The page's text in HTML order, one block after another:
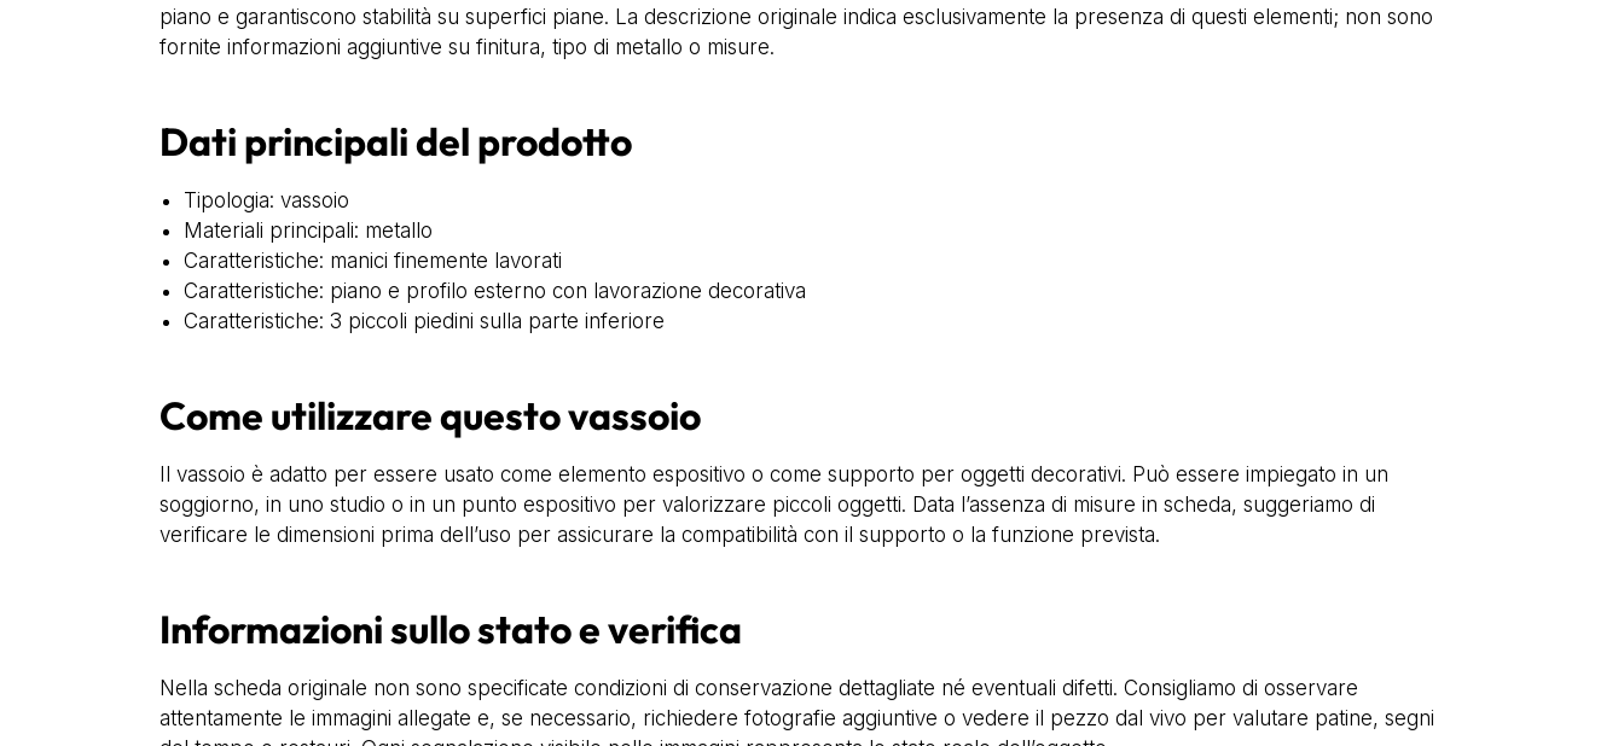
piano e garantiscono stabilità su superfici piane. La descrizione originale indica esclusivamente la presenza di questi elementi; non sono
fornite informazioni aggiuntive su finitura, tipo di metallo o misure.
Dati principali del prodotto
Tipologia: vassoio
Materiali principali: metallo
Caratteristiche: manici finemente lavorati
Caratteristiche: piano e profilo esterno con lavorazione decorativa
Caratteristiche: 3 piccoli piedini sulla parte inferiore
Come utilizzare questo vassoio
Il vassoio è adatto per essere usato come elemento espositivo o come supporto per oggetti decorativi. Può essere impiegato in un
soggiorno, in uno studio o in un punto espositivo per valorizzare piccoli oggetti. Data l’assenza di misure in scheda, suggeriamo di
verificare le dimensioni prima dell’uso per assicurare la compatibilità con il supporto o la funzione prevista.
Informazioni sullo stato e verifica
Nella scheda originale non sono specificate condizioni di conservazione dettagliate né eventuali difetti. Consigliamo di osservare
attentamente le immagini allegate e, se necessario, richiedere fotografie aggiuntive o vedere il pezzo dal vivo per valutare patine, segni